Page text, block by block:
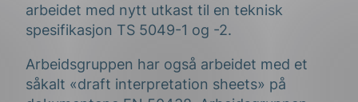
arbeidet med nytt utkast til en teknisk
spesifikasjon TS 5049-1 og -2.
Arbeidsgruppen har også arbeidet med et
såkalt «draft interpretation sheets» på